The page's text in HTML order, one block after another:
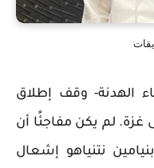
الهدنة- وقف إطلاق
غزة. لم يكن مفاجئًا أن
نتنياهو إشعال